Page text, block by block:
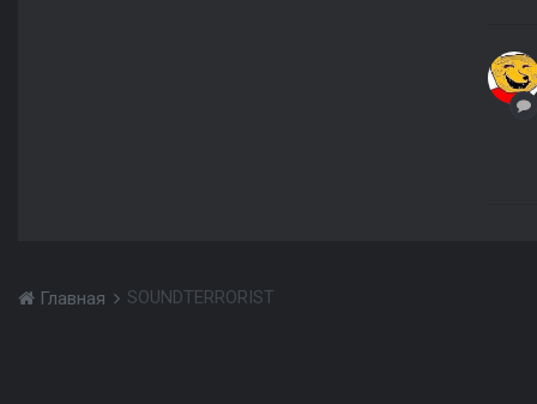
Главная SOUNDTERRORIST